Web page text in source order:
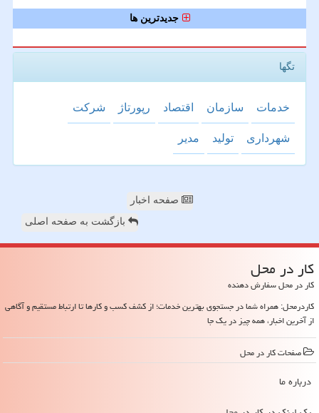
جدیدترین ها
تگها
خدمات سازمان اقتصاد رپورتاژ شركت
شهرداری تولید مدیر
صفحه اخبار
بازگشت به صفحه اصلی
كار در محل
کار در محل سفارش دهنده
کاردرمحل: همراه شما در جستجوی بهترین خدمات؛ از کشف کسب و کارها تا ارتباط مستقیم و آگاهی
از آخرین اخبار، همه چیز در یک جا
صفحات كار در محل
درباره ما